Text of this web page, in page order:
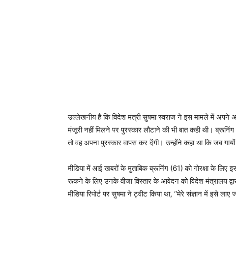
उल्लेखनीय है कि विदेश मंत्री सुषमा स्वराज ने इस मामले में अपने
मंजूरी नहीं मिलने पर पुरस्कार लौटाने की भी बात कही थी।
तो वह अपना पुरस्कार वापस कर देंगी। उन्होंने कहा था कि जब
मीडिया में आई खबरों के मुताबिक ब्रूनिंग (61) को गोरक्षा के
रूकने के लिए उनके वीजा विस्तार के आवेदन को विदेश मंत्रालय
मीडिया रिपोर्ट पर सुषमा ने ट्वीट किया था, ‘‘मेरे संज्ञान में इसे लाए